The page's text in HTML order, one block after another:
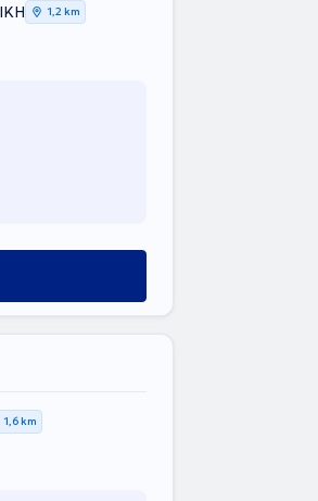
1,2 km
1,6 km